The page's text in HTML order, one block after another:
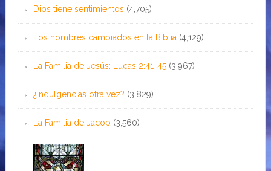
Dios tiene sentimientos (4,705)
Los nombres cambiados en la Biblia (4,129)
La Familia de Jesús: Lucas 2:41-45 (3,967)
¿Indulgencias otra vez? (3,829)
La Familia de Jacob (3,560)